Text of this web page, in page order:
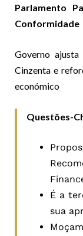
Parlamento
Conformidade
Governo
Cinzenta e
económico
Questões-
É a
sua